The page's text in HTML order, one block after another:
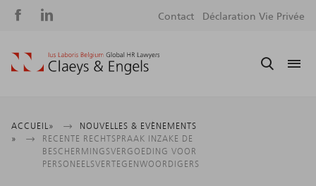
Social
Contact Déclaration Vie Privée
Fil
d'Ariane
ACCUEIL
NOUVELLES & EVÈNEMENTS
RECENTE RECHTSPRAAK INZAKE DE
BESCHERMINGSVERGOEDING VOOR
PERSONEELSVERTEGENWOORDIGERS